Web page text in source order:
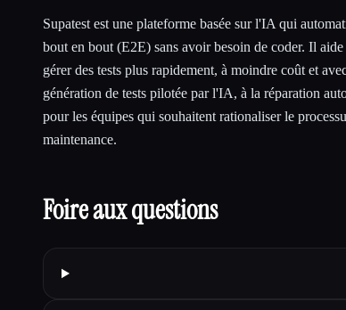
Supatest est une plateforme basée sur l'IA qui
bout en bout (E2E) sans avoir besoin de coder. Il aide
gérer des tests plus rapidement, à moindre coût et
génération de tests pilotée par l'IA, à la réparation
pour les équipes qui souhaitent rationaliser le
maintenance.
Foire aux questions